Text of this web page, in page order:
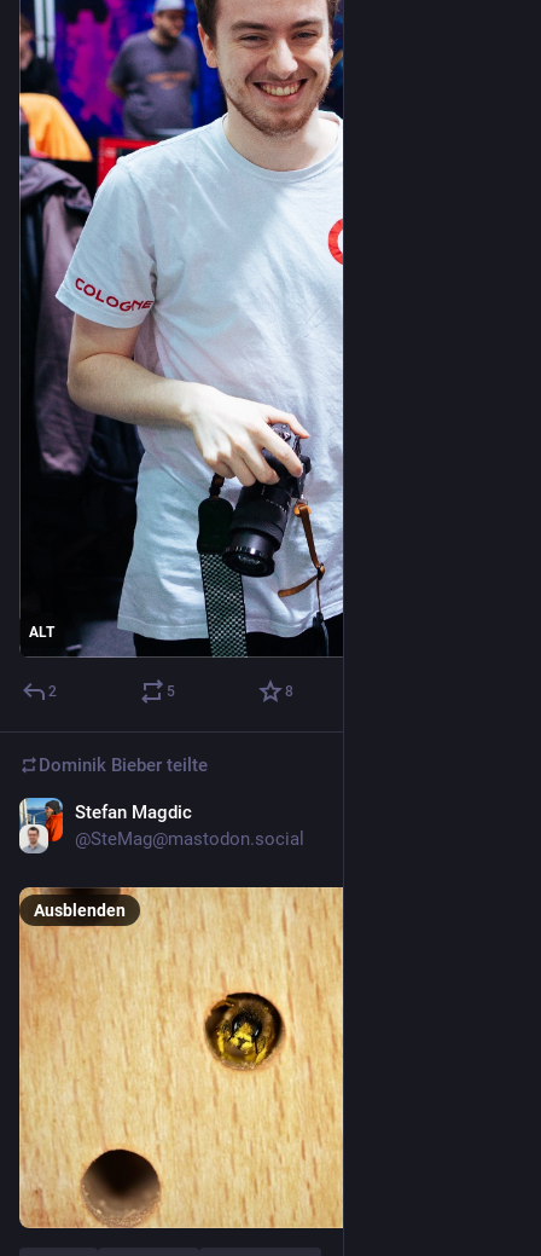
ALT
2 5 8
Dominik Bieber teilte
Stefan Magdic
@SteMag@mastodon.social
Ausblenden